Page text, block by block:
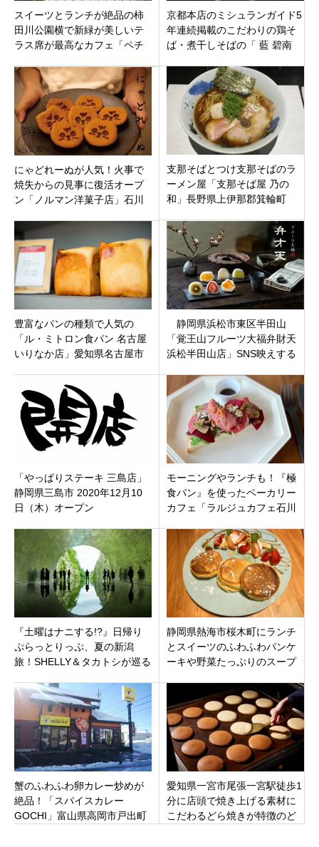
スイーツとランチが絶品の柿
田川公園横で新緑が美しいテ
ラス席が最高なカフェ「ペチ
京都本店のミシュランガイド5
年連続掲載のこだわりの鶏そ
ば・煮干しそばの「 藍 碧南
ープン
にゃどれーぬが人気！火事で
焼失からの見事に復活オープ
ン「ノルマン洋菓子店」石川
支那そばとつけ支那そばのラ
ーメン屋「支那そば屋 乃の
和」長野県上伊那郡箕輪町
豊富なパンの種類で人気の
「ル・ミトロン食パン 名古屋
いりなか店」愛知県名古屋市
静岡県浜松市東区半田山
「覚王山フルーツ大福弁財天
浜松半田山店」SNS映えする
「やっぱりステーキ 三島店」
静岡県三島市 2020年12月10
日（木）オープン
モーニングやランチも！『極
食パン』を使ったベーカリー
カフェ「ラルジュカフェ石川
オープン
『土曜はナニする!?』日帰り
ぷらっとりっぷ、夏の新潟
旅！SHELLY＆タカトシが巡る
静岡県熱海市桜木町にランチ
とスイーツのふわふわパンケ
ーキや野菜たっぷりのスープ
ェ「haru（ハル）」
蟹のふわふわ卵カレー炒めが
絶品！「スパイスカレー
GOCHI」富山県高岡市戸出町
愛知県一宮市尾張一宮駅徒歩1
分に店頭で焼き上げる素材に
こだわるどら焼きが特徴のど